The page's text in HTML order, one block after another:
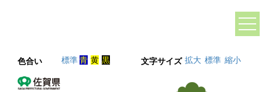
色合い 標準青 黄 黒 文字サイズ 拡大 標準 縮小